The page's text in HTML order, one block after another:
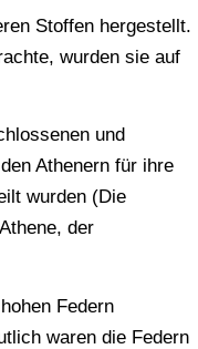
Stoffen hergestellt.
wurden sie auf
und
Athenern für ihre
wurden (Die
der
Federn
waren die Federn